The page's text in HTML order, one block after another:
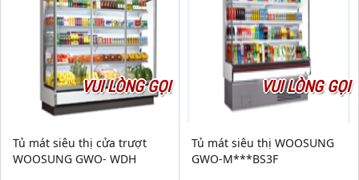
VUI LÒNG GỌI
Tủ mát siêu thị cửa trượt
WOOSUNG GWO- WDH
VUI LÒNG GỌI
Tủ mát siêu thị WOOSUNG
GWO-M***BS3F